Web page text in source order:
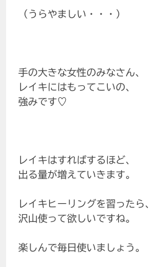
（うらやましい・・・）
手の大きな女性のみなさん、
レイキにはもってこいの、
強みです♡
レイキはすればするほど、
出る量が増えていきます。
レイキヒーリングを習ったら、
沢山使って欲しいですね。
楽しんで毎日使いましょう。